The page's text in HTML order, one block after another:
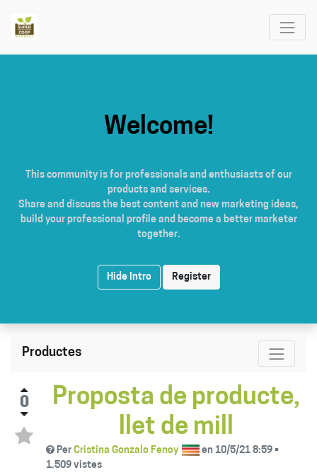
Welcome!
This community is for professionals and enthusiasts of our
products and services.
Share and discuss the best content and new marketing ideas,
build your professional profile and become a better marketer
together.
Hide Intro Register
Productes
0
Proposta de producte,
llet de mill
Per Cristina Gonzalo Fenoy en10/5/21 8:59 •
1.509 vistes